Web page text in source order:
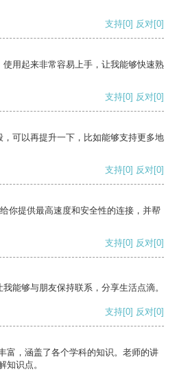
支持[0] 反对[0]
用起来非常容易上手，让我能够快速熟
支持[0] 反对[0]
可以再提升一下，比如能够支持更多地
支持[0] 反对[0]
你提供最高速度和安全性的连接，并帮
支持[0] 反对[0]
能够与朋友保持联系，分享生活点滴。
支持[0] 反对[0]
富，涵盖了各个学科的知识。老师的讲
知识点。